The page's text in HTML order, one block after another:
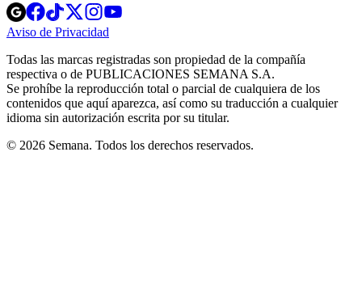
Opens
in
new
Opens
in
new
Opens
in
new
window
Opens
new
windowwindow
Aviso de Privacidad
new
window
Todas las marcas registradas son propiedad de la compañía
respectiva o de PUBLICACIONES SEMANA S.A.
Se prohíbe la reproducción total o parcial de cualquiera de los
contenidos que aquí aparezca, así como su traducción a cualquier
idioma sin autorización escrita por su titular.
© 2026 Semana. Todos los derechos reservados.